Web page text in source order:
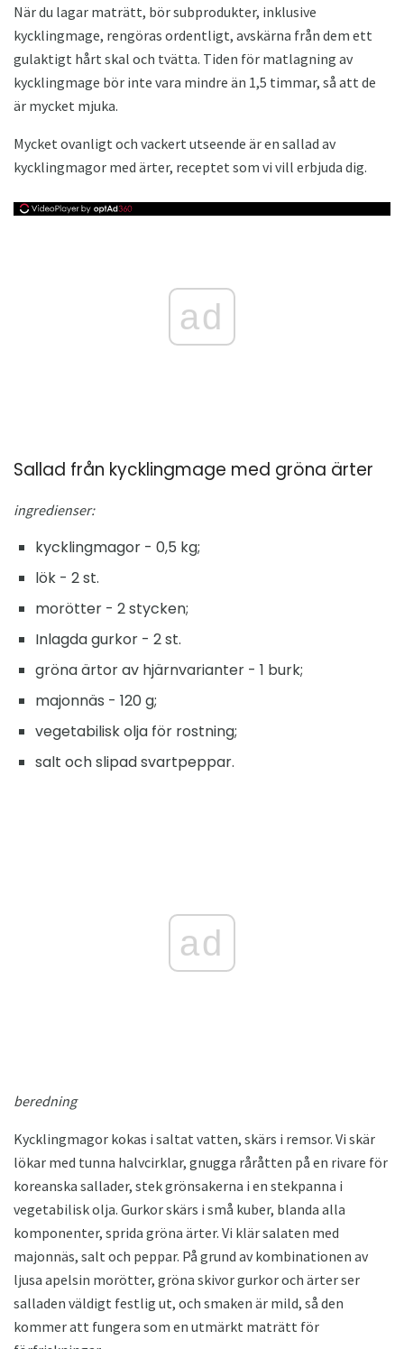
När du lagar maträtt, bör subprodukter, inklusive
kycklingmage, rengöras ordentligt, avskärna från dem ett
gulaktigt hårt skal och tvätta. Tiden för matlagning av
kycklingmage bör inte vara mindre än 1,5 timmar, så att de
är mycket mjuka.
Mycket ovanligt och vackert utseende är en sallad av
kycklingmagor med ärter, receptet som vi vill erbjuda dig.
ad
Sallad från kycklingmage med gröna ärter
ingredienser:
kycklingmagor - 0,5 kg;
lök - 2 st.
morötter - 2 stycken;
Inlagda gurkor - 2 st.
gröna ärtor av hjärnvarianter - 1 burk;
majonnäs - 120 g;
vegetabilisk olja för rostning;
salt och slipad svartpeppar.
ad
beredning
Kycklingmagor kokas i saltat vatten, skärs i remsor. Vi skär
lökar med tunna halvcirklar, gnugga råråtten på en rivare för
koreanska sallader, stek grönsakerna i en stekpanna i
vegetabilisk olja. Gurkor skärs i små kuber, blanda alla
komponenter, sprida gröna ärter. Vi klär salaten med
majonnäs, salt och peppar. På grund av kombinationen av
ljusa apelsin morötter, gröna skivor gurkor och ärter ser
salladen väldigt festlig ut, och smaken är mild, så den
kommer att fungera som en utmärkt maträtt för